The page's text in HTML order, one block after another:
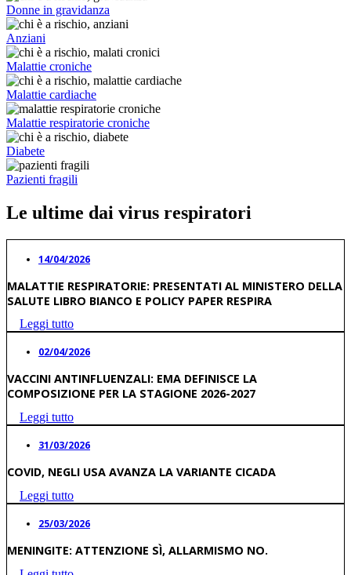
Donne in gravidanza
Anziani
Malattie croniche
Malattie cardiache
Malattie respiratorie croniche
Diabete
Pazienti fragili
Le ultime dai virus respiratori
14/04/2026
MALATTIE RESPIRATORIE: PRESENTATI AL MINISTERO DELLA
SALUTE LIBRO BIANCO E POLICY PAPER RESPIRA
Leggi tutto
02/04/2026
VACCINI ANTINFLUENZALI: EMA DEFINISCE LA
COMPOSIZIONE PER LA STAGIONE 2026-2027
Leggi tutto
31/03/2026
COVID, NEGLI USA AVANZA LA VARIANTE CICADA
Leggi tutto
25/03/2026
MENINGITE: ATTENZIONE SÌ, ALLARMISMO NO.